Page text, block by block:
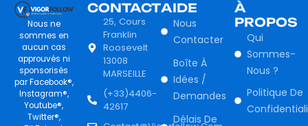
Nous ne
sommes en
aucun cas
approuvés ni
sponsorisés
par Facebook®,
Instagram®,
Youtube®,
Twitter®,
CONTACT
25, Cours
Franklin
Roosevelt
13008
MARSEILLE
(+33)4406-
42617
AIDE
Nous
Contacter
Boîte À
Idées /
Demandes
Délais De
À
PROPOS
Qui
Sommes-
Nous ?
Politique De